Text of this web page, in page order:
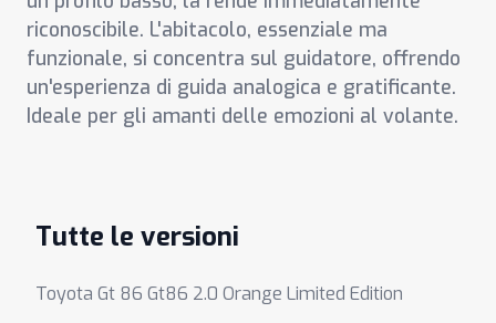
riconoscibile. L'abitacolo, essenziale ma
funzionale, si concentra sul guidatore, offrendo
un'esperienza di guida analogica e gratificante.
Ideale per gli amanti delle emozioni al volante.
Tutte le versioni
Toyota Gt 86 Gt86 2.0 Orange Limited Edition